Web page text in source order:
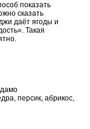
показать
сказать
даёт ягоды и
Такая
персик, абрикос,